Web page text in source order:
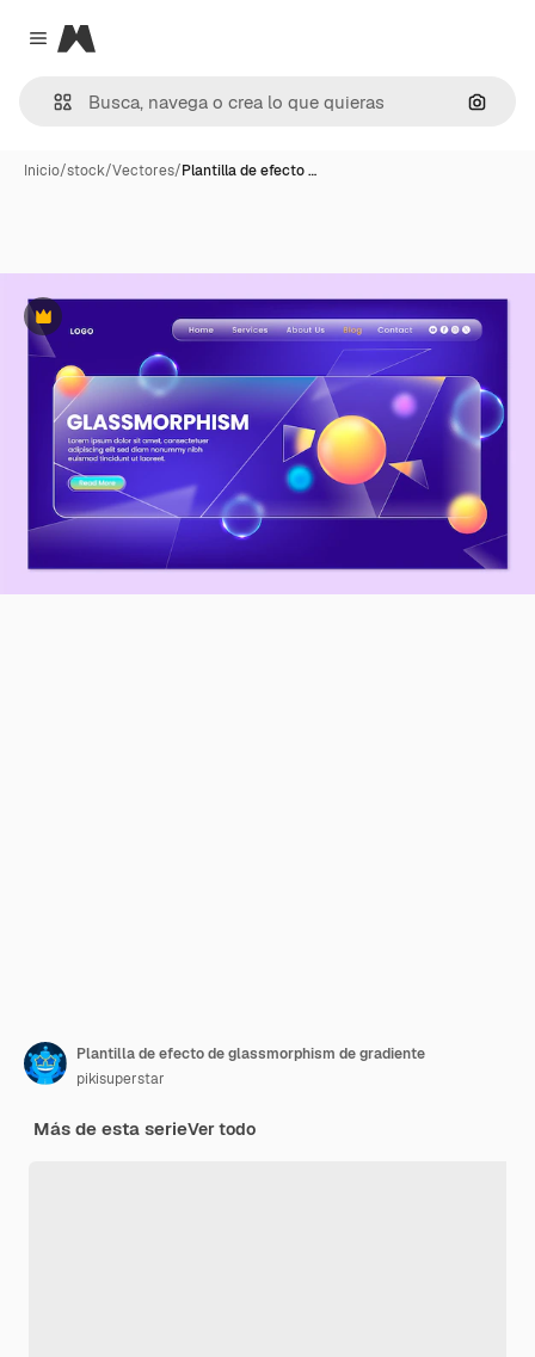
Close menu
Magnific
Inicio/stock/Vectores/Plantilla de efecto …
Premium
Plantilla de efecto de glassmorphism de gradiente
pikisuperstar
Más de esta serieVer todo